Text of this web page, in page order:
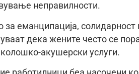
неправилности.
еманципација,
дека жените често се
акушерски услуги.